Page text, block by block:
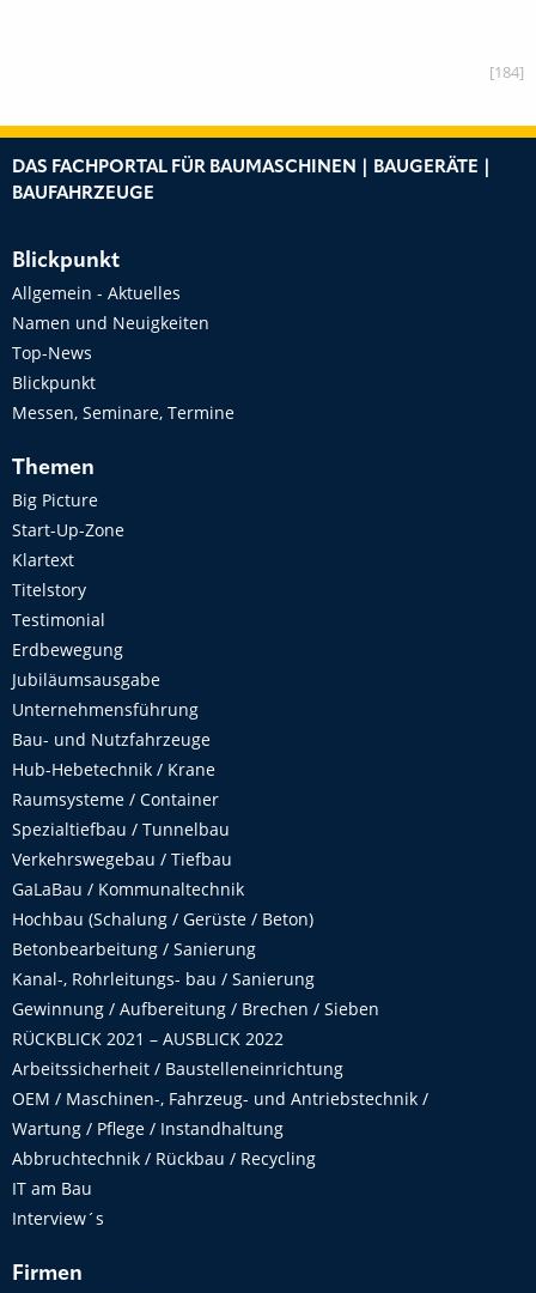
[184]
DAS FACHPORTAL FÜR BAUMASCHINEN | BAUGERÄTE |
BAUFAHRZEUGE
Blickpunkt
Allgemein - Aktuelles
Namen und Neuigkeiten
Top-News
Blickpunkt
Messen, Seminare, Termine
Themen
Big Picture
Start-Up-Zone
Klartext
Titelstory
Testimonial
Erdbewegung
Jubiläumsausgabe
Unternehmensführung
Bau- und Nutzfahrzeuge
Hub-Hebetechnik / Krane
Raumsysteme / Container
Spezialtiefbau / Tunnelbau
Verkehrswegebau / Tiefbau
GaLaBau / Kommunaltechnik
Hochbau (Schalung / Gerüste / Beton)
Betonbearbeitung / Sanierung
Kanal-, Rohrleitungs- bau / Sanierung
Gewinnung / Aufbereitung / Brechen / Sieben
RÜCKBLICK 2021 – AUSBLICK 2022
Arbeitssicherheit / Baustelleneinrichtung
OEM / Maschinen-, Fahrzeug- und Antriebstechnik /
Wartung / Pflege / Instandhaltung
Abbruchtechnik / Rückbau / Recycling
IT am Bau
Interview´s
Firmen